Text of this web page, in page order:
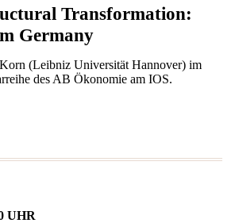
Transformation:
Germany
(Leibniz Universität Hannover) im
des AB Ökonomie am IOS.
UHR